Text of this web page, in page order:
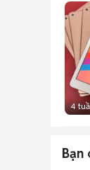
4
Bạn